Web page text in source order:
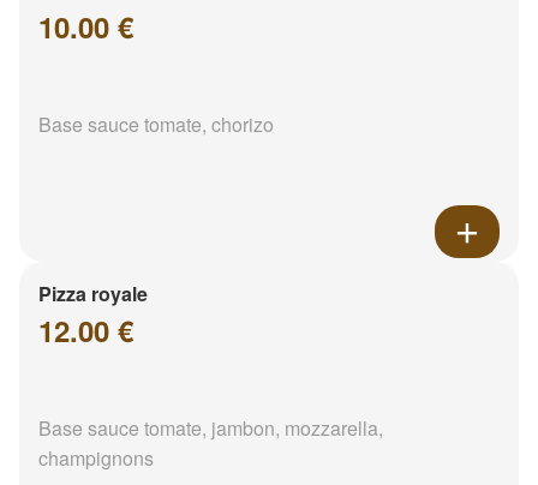
10.00 €
Base sauce tomate, chorizo
Pizza royale
12.00 €
Base sauce tomate, jambon, mozzarella,
champignons